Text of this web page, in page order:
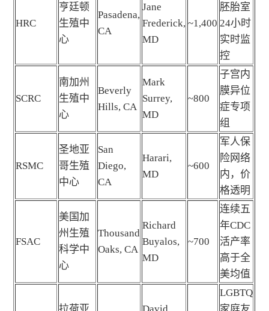
HRC
亨廷顿
生殖中
心
Pasadena,
CA
Jane
Frederick,
MD
~1,400
胚胎室
24小时
实时监
控
SCRC
南加州
生殖中
心
Beverly
Hills, CA
Mark
Surrey,
MD
~800
子宫内
膜异位
症专项
组
RSMC
圣地亚
哥生殖
中心
San
Diego,
CA
Harari,
MD
~600
军人保
险网络
内，价
格透明
FSAC
美国加
州生殖
科学中
心
Thousand
Oaks, CA
Richard
Buyalos,
MD
~700
连续五
年CDC
活产率
高于全
美均值
LGBTQ